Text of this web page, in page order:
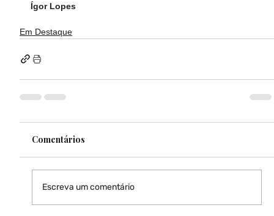
Ígor Lopes
Em Destaque
Comentários
Escreva um comentário